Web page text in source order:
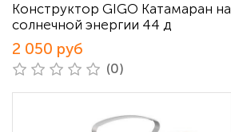
Конструктор GIGO Катамаран на
солнечной энергии 44 д
2 050 руб
(0)